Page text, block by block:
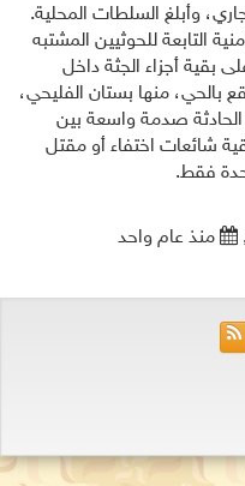
وأبلغ السلطات المحلية.
التابعة للحوثيين المشتبه
بقية أجزاء الجثة داخل
بالحي، منها بستان الفليحي،
الحادثة صدمة واسعة بين
شائعات اختفاء أو مقتل
فقط.
منذ عام واحد